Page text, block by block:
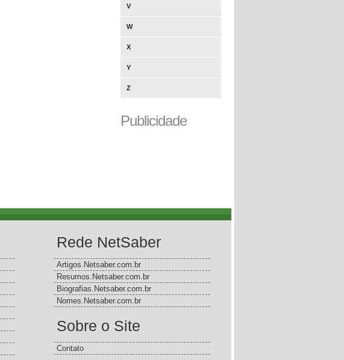
V
W
X
Y
Z
Publicidade
Rede NetSaber
Artigos.Netsaber.com.br
Resumos.Netsaber.com.br
Biografias.Netsaber.com.br
Nomes.Netsaber.com.br
Sobre o Site
Contato